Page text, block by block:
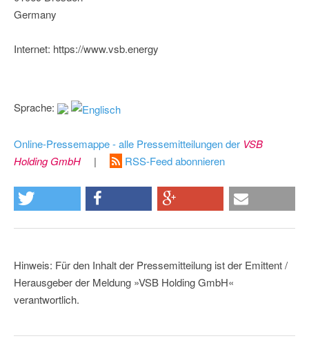
Germany
Internet: https://www.vsb.energy
Sprache:
Online-Pressemappe - alle Pressemitteilungen der VSB
Holding GmbH
| RSS-Feed abonnieren
Hinweis: Für den Inhalt der Pressemitteilung ist der Emittent /
Herausgeber der Meldung »VSB Holding GmbH«
verantwortlich.